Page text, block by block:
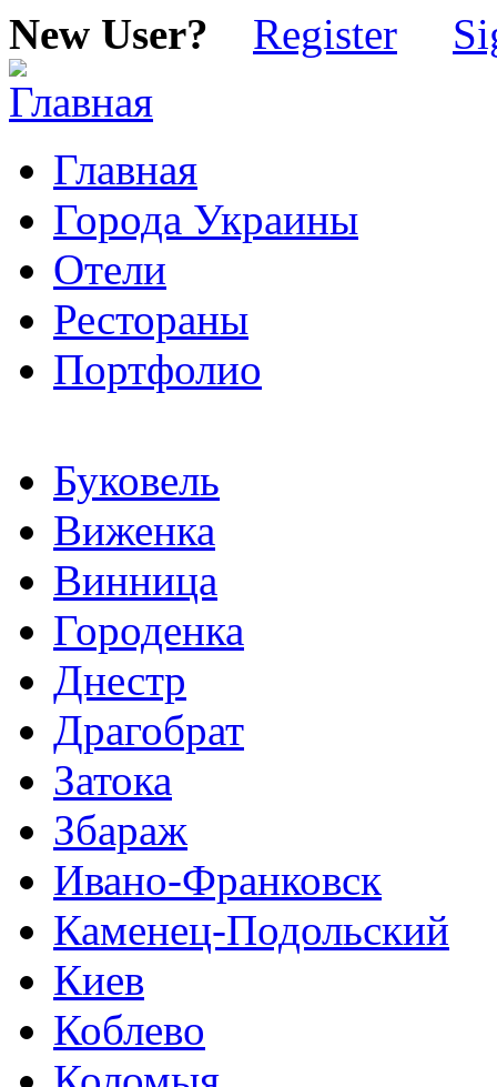
New User? Register
Главная
Города Украины
Отели
Рестораны
Портфолио
Буковель
Виженка
Винница
Городенка
Днестр
Драгобрат
Затока
Збараж
Ивано-Франковск
Каменец-Подольский
Киев
Коблево